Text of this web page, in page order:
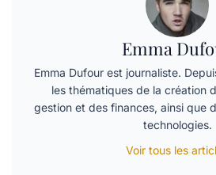
Emma
Emma Dufour est journaliste.
les thématiques de la création
gestion et des finances, ainsi que
technologies.
Voir tous les